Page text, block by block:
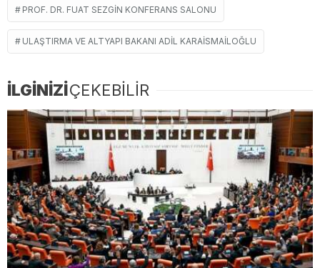
PROF. DR. FUAT SEZGIN KONFERANS SALONU
ULAŞTIRMA VE ALTYAPI BAKANI ADIL KARAISMAILOĞLU
İLGİNİZİÇEKEBİLİR